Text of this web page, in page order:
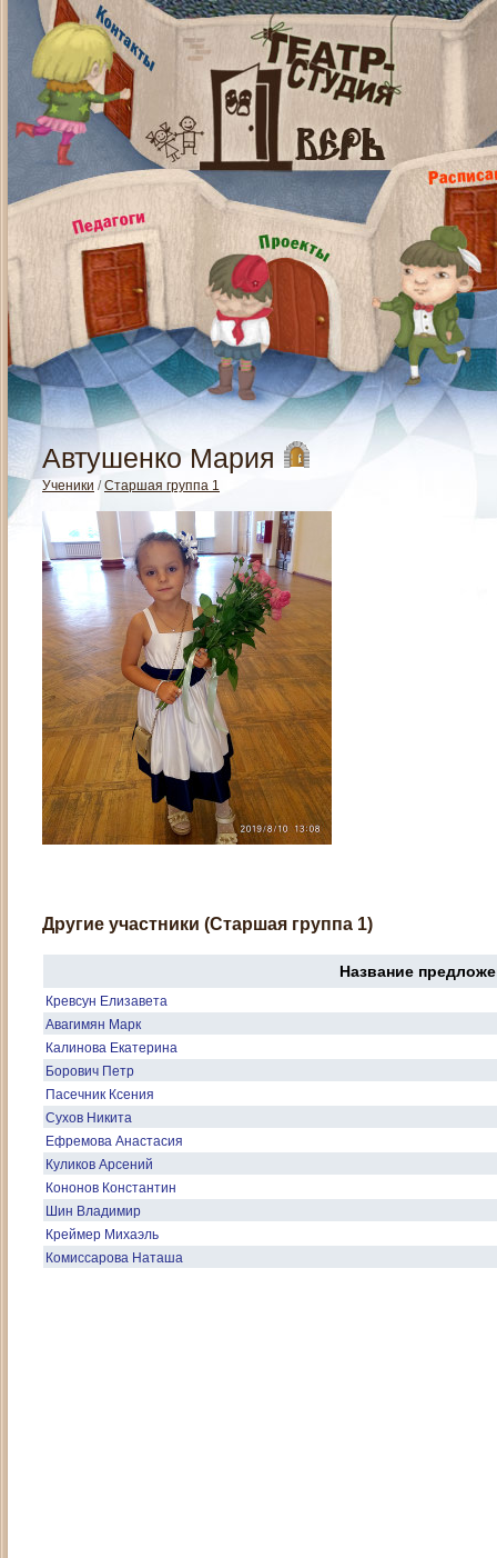
Автушенко Мария
Ученики /Старшая группа 1
Другие участники (Старшая группа 1)
Название
Кревсун Елизавета
Авагимян Марк
Калинова Екатерина
Борович Петр
Пасечник Ксения
Сухов Никита
Ефремова Анастасия
Куликов Арсений
Кононов Константин
Шин Владимир
Креймер Михаэль
Комиссарова Наташа